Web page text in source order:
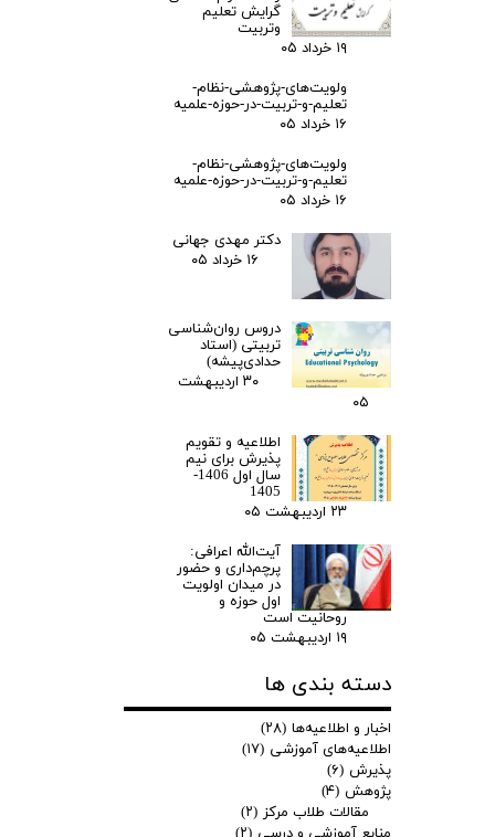
گرایش تعلیم
وتربیت
۱۹ خرداد ۰۵
ولویت‌های-پژوهشی-نظام-
تعلیم-و-تربیت-در-حوزه-علمیه
۱۶ خرداد ۰۵
ولویت‌های-پژوهشی-نظام-
تعلیم-و-تربیت-در-حوزه-علمیه
۱۶ خرداد ۰۵
دکتر مهدی جهانی
۱۶ خرداد ۰۵
دروس روان‌شناسی
تربیتی (استاد
حدادی‌پیشه)
۳۰ اردیبهشت
۰۵
اطلاعیه و تقویم
پذیرش برای نیم
سال اول 1406-
1405
۲۳ اردیبهشت ۰۵
آیت‌الله اعرافی:
پرچم‌داری و حضور
در میدان‌ اولویت
اول حوزه و
روحانیت است
۱۹ اردیبهشت ۰۵
دسته بندی ها
اخبار و اطلاعیه‌ها (۲۸)
اطلاعیه‌های آموزشی (۱۷)
پذیرش (۶)
پژوهش (۴)
مقالات طلاب مرکز (۲)